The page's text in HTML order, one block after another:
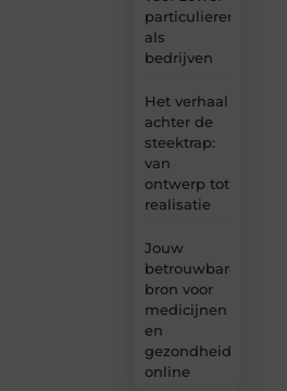
particulieren
als
bedrijven
Het verhaal
achter de
steektrap:
van
ontwerp tot
realisatie
Jouw
betrouwbare
bron voor
medicijnen
en
online